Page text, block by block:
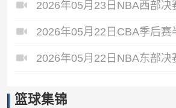
篮球集锦